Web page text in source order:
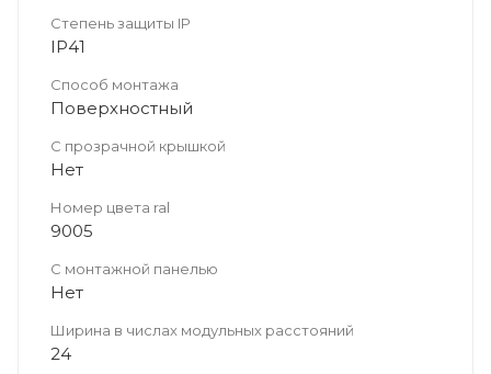
Степень защиты IP
IP41
Способ монтажа
Поверхностный
С прозрачной крышкой
Нет
Номер цвета ral
9005
С монтажной панелью
Нет
Ширина в числах модульных расстояний
24